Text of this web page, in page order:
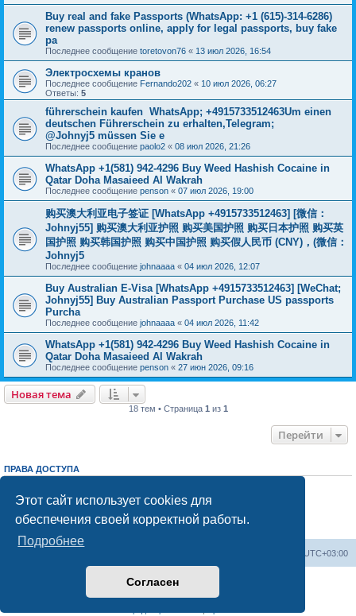
Этот сайт использует cookies для
обеспечения своей корректной работы.
Подробнее
Согласен
Buy real and fake Passports (WhatsApp: +1 (615)-314-6286)
renew passports online, apply for legal passports, buy fake
pa
Последнее сообщение toretovon76 « 13 июл 2026, 16:54
Электросхемы кранов
Последнее сообщение Fernando202 « 10 июл 2026, 06:27
Ответы: 5
führerschein kaufen WhatsApp; +4915733512463Um einen
deutschen Führerschein zu erhalten,Telegram;
@Johnyj5 müssen Sie e
Последнее сообщение paolo2 « 08 июл 2026, 21:26
WhatsApp +1(581) 942-4296 Buy Weed Hashish Cocaine in
Qatar Doha Masaieed Al Wakrah
Последнее сообщение penson « 07 июл 2026, 19:00
购买澳大利亚电子签证 [WhatsApp +4915733512463] [微信：
Johnyj55] 购买澳大利亚护照 购买美国护照 购买日本护照 购买英
国护照 购买韩国护照 购买中国护照 购买假人民币 (CNY)，(微信：
Johnyj5
Последнее сообщение johnaaaa « 04 июл 2026, 12:07
Buy Australian E-Visa [WhatsApp +4915733512463] [WeChat;
Johnyj55] Buy Australian Passport Purchase US passports
Purcha
Последнее сообщение johnaaaa « 04 июл 2026, 11:42
WhatsApp +1(581) 942-4296 Buy Weed Hashish Cocaine in
Qatar Doha Masaieed Al Wakrah
Последнее сообщение penson « 27 июн 2026, 09:16
Новая тема
18 тем • Страница 1 из 1
Перейти
ПРАВА ДОСТУПА
Выне можетеотвечать на сообщения
Выне можетередактировать свои сообщения
Выне можетеудалять свои сообщения
добавлять вложения
UTC+03:00
Создано на основеphpBB® Forum Software © phpBB Limited
Русская поддержка phpBB